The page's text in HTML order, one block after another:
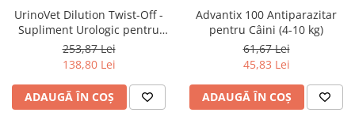
UrinoVet Dilution Twist-Off -
Supliment Urologic pentru
Pisici
253,87 Lei
138,80 Lei
ADAUGĂ ÎN COȘ
Advantix 100 Antiparazitar
pentru Câini (4-10 kg)
61,67 Lei
45,83 Lei
ADAUGĂ ÎN COȘ